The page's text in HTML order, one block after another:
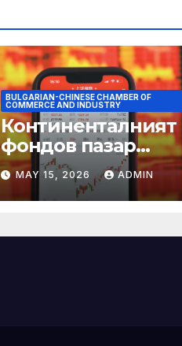
BULGARIAN-CHINESE CHAMBER OF
COMMERCE AND INDUSTRY
Континенталният
фондов пазар
достига 11-
годишен връх
MAY 15, 2026 ADMIN